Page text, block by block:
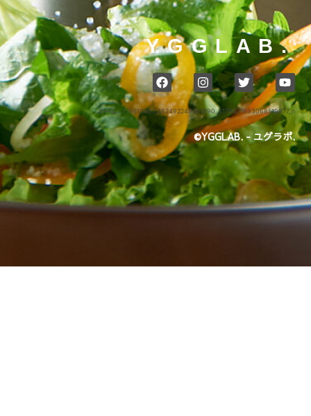
YGGLAB.
ホーム ›175610467_482492249561890_3178671893068519977_n
©YGGLAB. - ユグラボ.